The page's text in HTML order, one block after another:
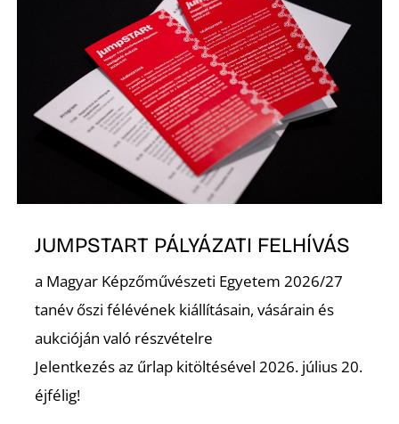
JUMPSTART PÁLYÁZATI FELHÍVÁS
a Magyar Képzőművészeti Egyetem 2026/27
tanév őszi félévének kiállításain, vásárain és
aukcióján való részvételre
Jelentkezés az űrlap kitöltésével 2026. július 20.
éjfélig!